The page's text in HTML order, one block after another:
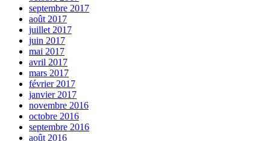
septembre 2017
août 2017
juillet 2017
juin 2017
mai 2017
avril 2017
mars 2017
février 2017
janvier 2017
novembre 2016
octobre 2016
septembre 2016
août 2016